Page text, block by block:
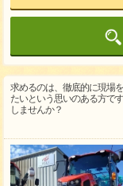
求めるのは、徹底的に現場
たいという思いのある方で
しませんか？